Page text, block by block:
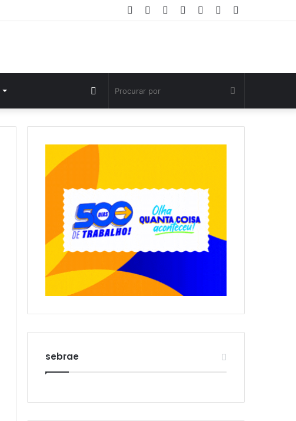
Artigo
Entrar
Instagram
YouTube
Twitter
Facebook
por
Switch
skin
sebrae